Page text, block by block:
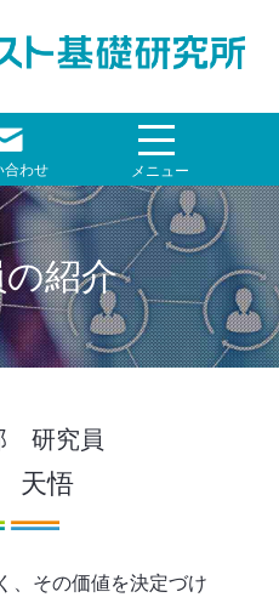
合わせ メニュー
紹介
研究員
天悟
、その価値を決定づけ